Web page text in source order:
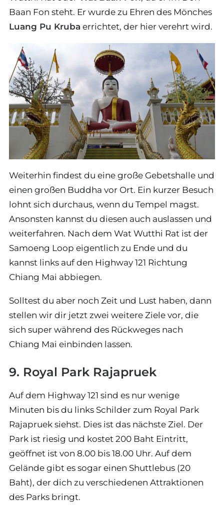
Baan Fon steht. Er wurde zu Ehren des Mönches
Luang Pu Kruba errichtet, der hier verehrt wird.
Weiterhin findest du eine große Gebetshalle und
einen großen Buddha vor Ort. Ein kurzer Besuch
lohnt sich durchaus, wenn du Tempel magst.
Ansonsten kannst du diesen auch auslassen und
weiterfahren. Nach dem Wat Wutthi Rat ist der
Samoeng Loop eigentlich zu Ende und du
kannst links auf den Highway 121 Richtung
Chiang Mai abbiegen.
Solltest du aber noch Zeit und Lust haben, dann
stellen wir dir jetzt zwei weitere Ziele vor, die
sich super während des Rückweges nach
Chiang Mai einbinden lassen.
9. Royal Park Rajapruek
Auf dem Highway 121 sind es nur wenige
Minuten bis du links Schilder zum Royal Park
Rajapruek siehst. Dies ist das nächste Ziel. Der
Park ist riesig und kostet 200 Baht Eintritt,
geöffnet ist von 8.00 bis 18.00 Uhr. Auf dem
Gelände gibt es sogar einen Shuttlebus (20
Baht), der dich zu verschiedenen Attraktionen
des Parks bringt.